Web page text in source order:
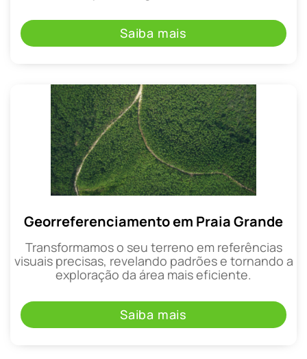
Saiba mais
Georreferenciamento em Praia Grande
Transformamos o seu terreno em referências
visuais precisas, revelando padrões e tornando a
exploração da área mais eficiente.
Saiba mais